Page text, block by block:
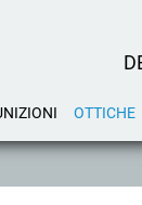
OTTICHE